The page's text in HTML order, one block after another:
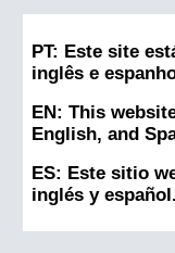
PT: Este site
inglês e
EN: This
English, and
ES: Este sitio
inglés y español.